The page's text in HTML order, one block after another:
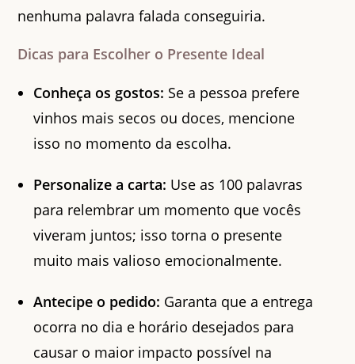
nenhuma palavra falada conseguiria.
Dicas para Escolher o Presente Ideal
Conheça os gostos: Se a pessoa prefere
vinhos mais secos ou doces, mencione
isso no momento da escolha.
Personalize a carta: Use as 100 palavras
para relembrar um momento que vocês
viveram juntos; isso torna o presente
muito mais valioso emocionalmente.
Antecipe o pedido: Garanta que a entrega
ocorra no dia e horário desejados para
causar o maior impacto possível na